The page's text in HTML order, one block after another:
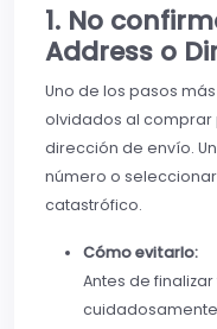
1. No
Address o
Uno de los pasos
olvidados al comprar
dirección de envío.
número o
catastrófico.
Cómo evitarlo:
Antes de